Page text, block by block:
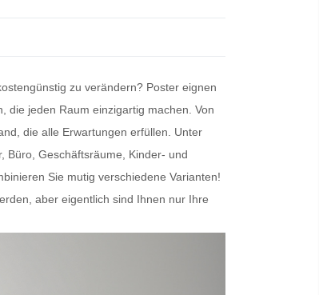
zu verändern? Poster eignen
die jeden Raum einzigartig machen. Von
, die alle Erwartungen erfüllen. Unter
Büro, Geschäftsräume, Kinder- und
Sie mutig verschiedene Varianten!
aber eigentlich sind Ihnen nur Ihre